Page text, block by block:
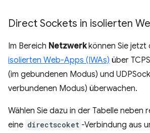
Direct Sockets in isolierten
Im Bereich Netzwerkkönnen Sie jetzt
isolierten Web-Apps (IWAs) über
(im gebundenen Modus) und
verbundenen Modus) überwachen.
Wählen Sie dazu in der Tabelle neben
eine directscoket -Verbindung aus